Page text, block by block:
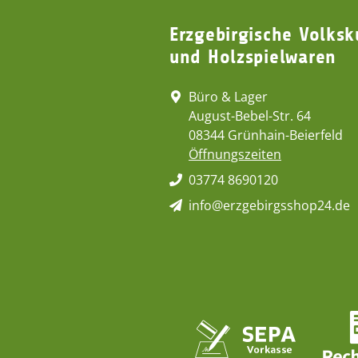
Erzgebirgische
und Holzspielwaren
Büro & Lager
August-Bebel-Str. 64
08344 Grünhain-Beierfeld
Öffnungszeiten
03774 8690120
info@erzgebirgsshop24.de